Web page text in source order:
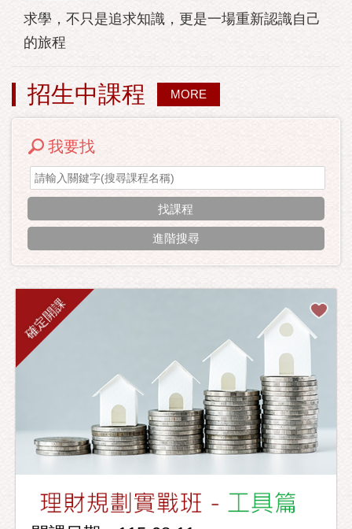
求學，不只是追求知識，更是一場重新認識自己
的旅程
招生中課程 MORE
我要找
進階搜尋
確定開課